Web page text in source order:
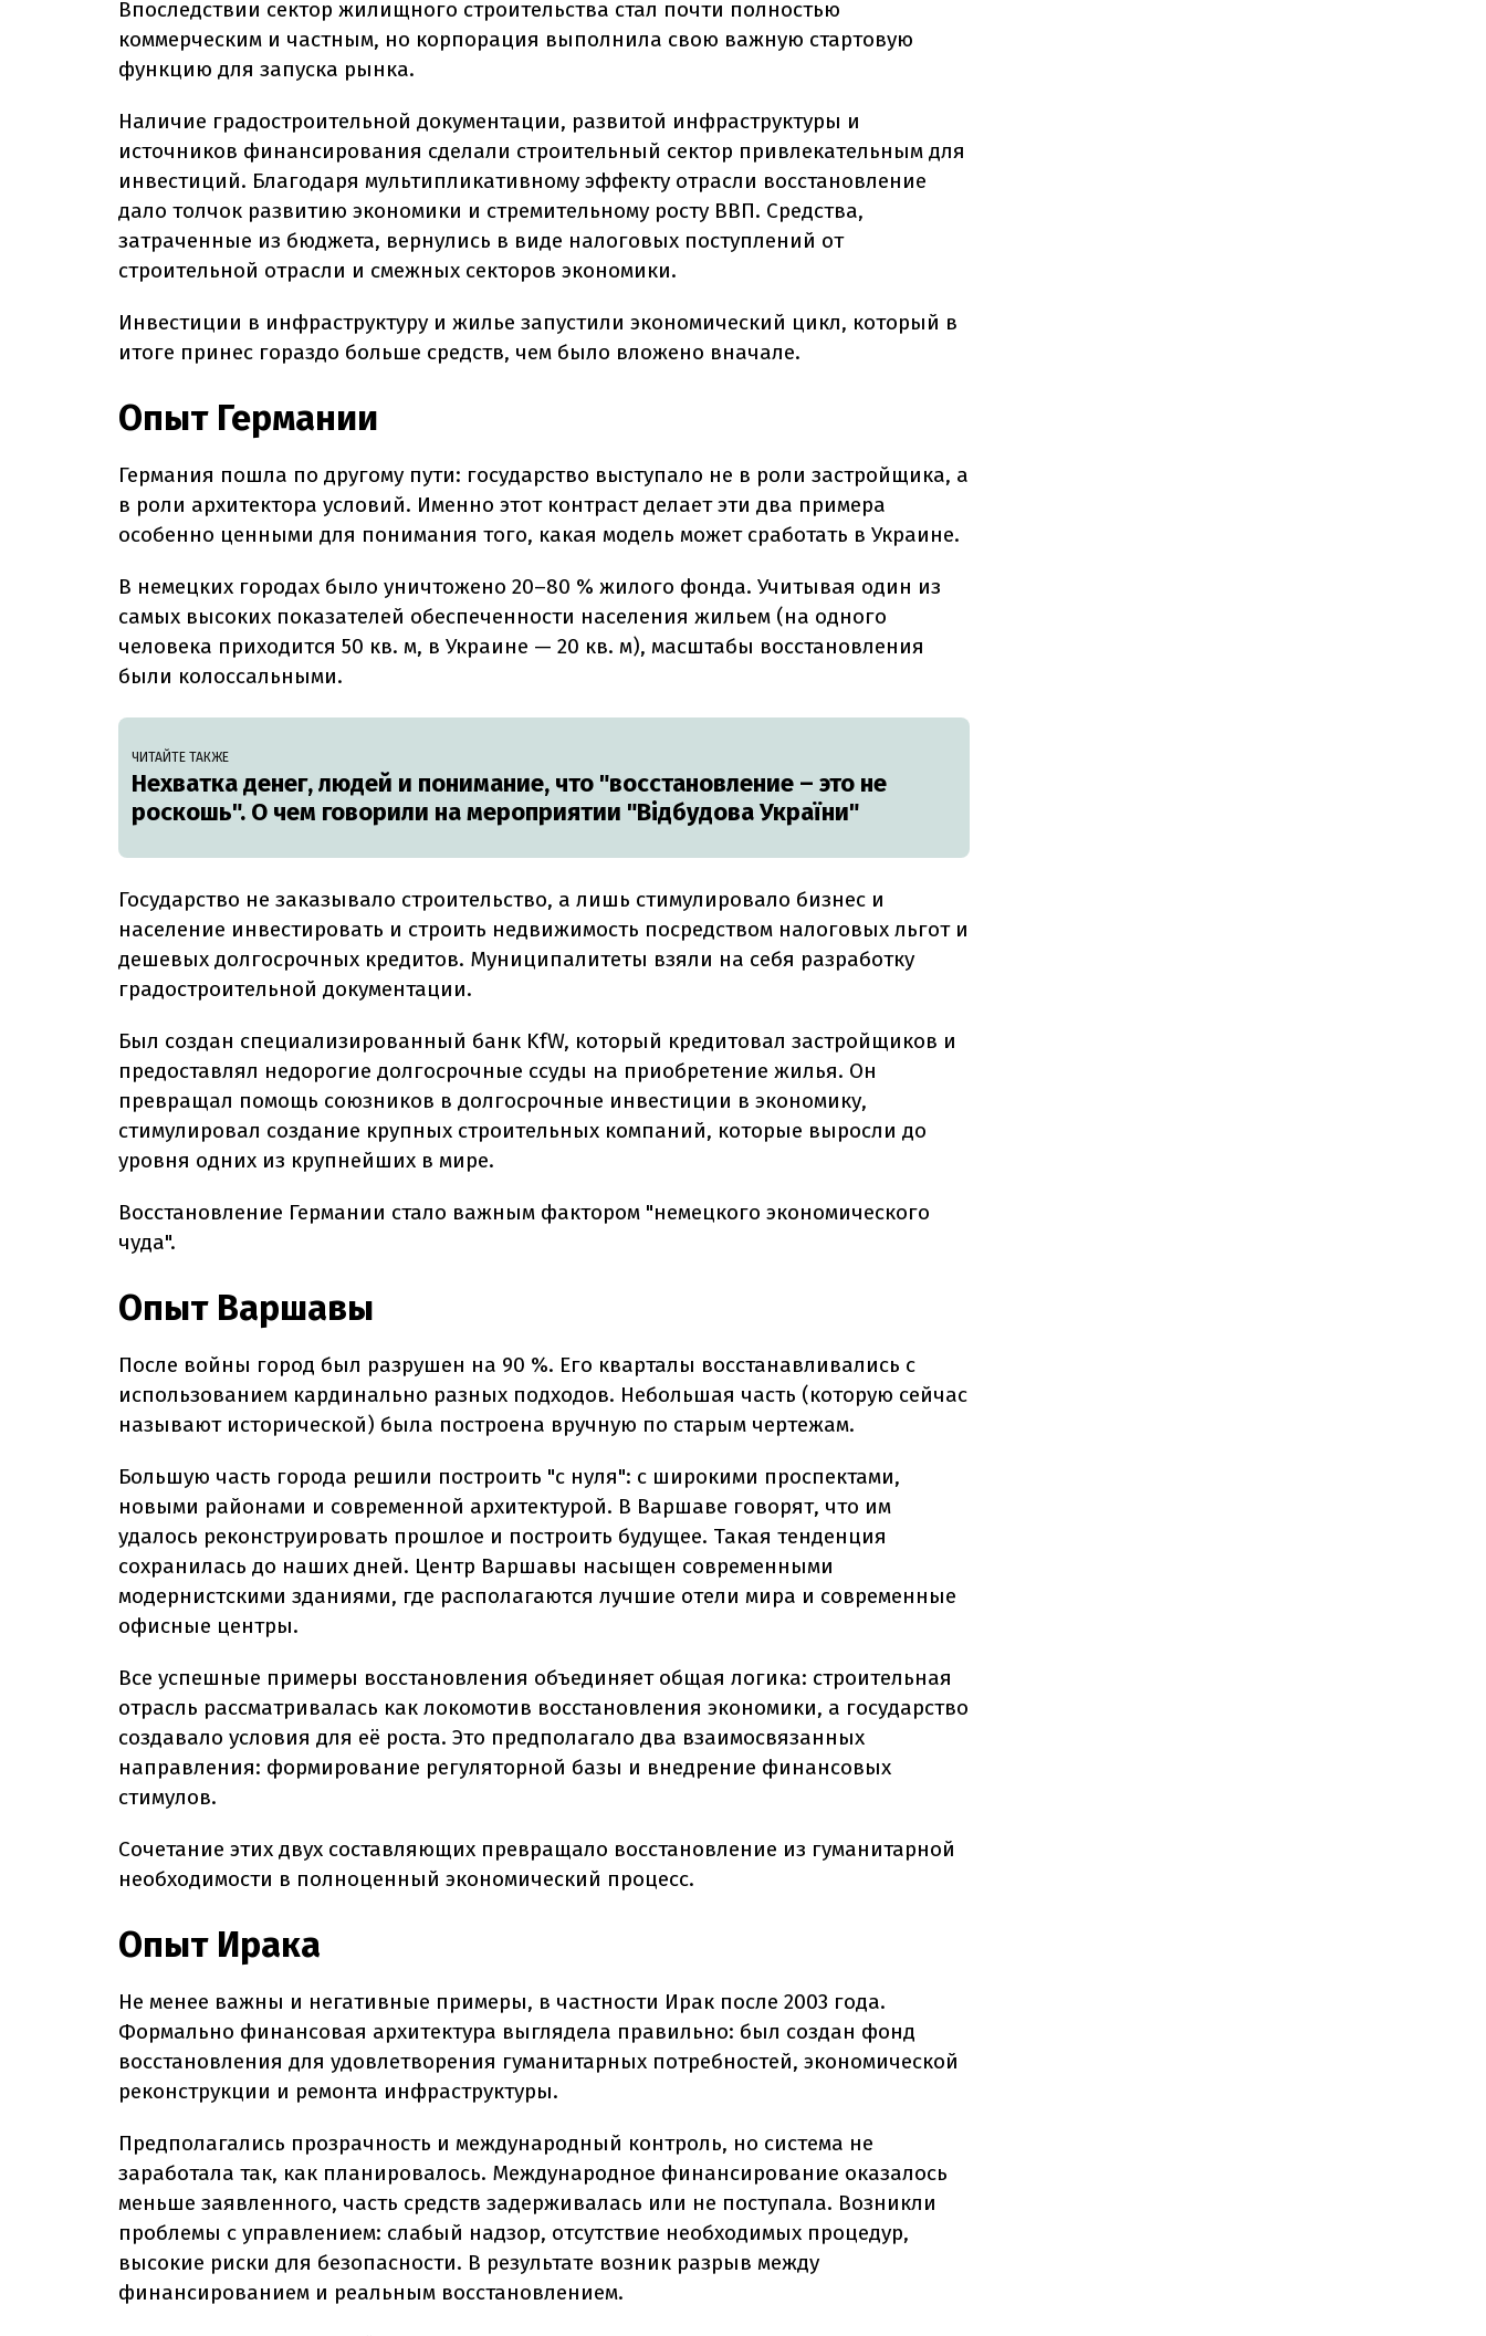
Впоследствии сектор жилищного строительства стал почти полностью
коммерческим и частным, но корпорация выполнила свою важную стартовую
функцию для запуска рынка.
Наличие градостроительной документации, развитой инфраструктуры и
источников финансирования сделали строительный сектор привлекательным для
инвестиций. Благодаря мультипликативному эффекту отрасли восстановление
дало толчок развитию экономики и стремительному росту ВВП. Средства,
затраченные из бюджета, вернулись в виде налоговых поступлений от
строительной отрасли и смежных секторов экономики.
Инвестиции в инфраструктуру и жилье запустили экономический цикл, который в
итоге принес гораздо больше средств, чем было вложено вначале.
Опыт Германии
Германия пошла по другому пути: государство выступало не в роли застройщика, а
в роли архитектора условий. Именно этот контраст делает эти два примера
особенно ценными для понимания того, какая модель может сработать в Украине.
В немецких городах было уничтожено 20–80 % жилого фонда. Учитывая один из
самых высоких показателей обеспеченности населения жильем (на одного
человека приходится 50 кв. м, в Украине — 20 кв. м), масштабы восстановления
были колоссальными.
ЧИТАЙТЕ ТАКЖЕ
Нехватка денег, людей и понимание, что "восстановление – это не
роскошь". О чем говорили на мероприятии "Відбудова України"
Государство не заказывало строительство, а лишь стимулировало бизнес и
население инвестировать и строить недвижимость посредством налоговых льгот и
дешевых долгосрочных кредитов. Муниципалитеты взяли на себя разработку
градостроительной документации.
Был создан специализированный банк KfW, который кредитовал застройщиков и
предоставлял недорогие долгосрочные ссуды на приобретение жилья. Он
превращал помощь союзников в долгосрочные инвестиции в экономику,
стимулировал создание крупных строительных компаний, которые выросли до
уровня одних из крупнейших в мире.
Восстановление Германии стало важным фактором "немецкого экономического
чуда".
Опыт Варшавы
После войны город был разрушен на 90 %. Его кварталы восстанавливались с
использованием кардинально разных подходов. Небольшая часть (которую сейчас
называют исторической) была построена вручную по старым чертежам.
Большую часть города решили построить "с нуля": с широкими проспектами,
новыми районами и современной архитектурой. В Варшаве говорят, что им
удалось реконструировать прошлое и построить будущее. Такая тенденция
сохранилась до наших дней. Центр Варшавы насыщен современными
модернистскими зданиями, где располагаются лучшие отели мира и современные
офисные центры.
Все успешные примеры восстановления объединяет общая логика: строительная
отрасль рассматривалась как локомотив восстановления экономики, а государство
создавало условия для её роста. Это предполагало два взаимосвязанных
направления: формирование регуляторной базы и внедрение финансовых
стимулов.
Сочетание этих двух составляющих превращало восстановление из гуманитарной
необходимости в полноценный экономический процесс.
Опыт Ирака
Не менее важны и негативные примеры, в частности Ирак после 2003 года.
Формально финансовая архитектура выглядела правильно: был создан фонд
восстановления для удовлетворения гуманитарных потребностей, экономической
реконструкции и ремонта инфраструктуры.
Предполагались прозрачность и международный контроль, но система не
заработала так, как планировалось. Международное финансирование оказалось
меньше заявленного, часть средств задерживалась или не поступала. Возникли
проблемы с управлением: слабый надзор, отсутствие необходимых процедур,
высокие риски для безопасности. В результате возник разрыв между
финансированием и реальным восстановлением.